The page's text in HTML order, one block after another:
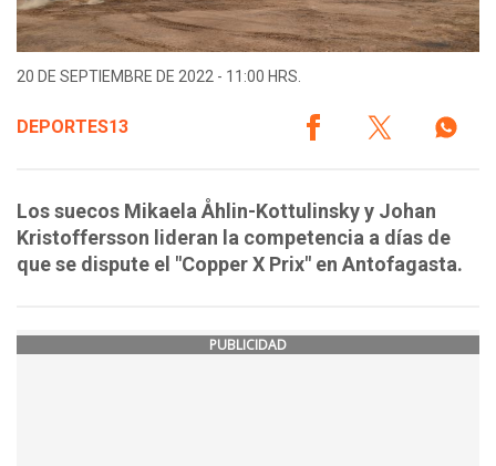
20 DE SEPTIEMBRE DE 2022 - 11:00 HRS.
DEPORTES13
Los suecos Mikaela Åhlin-Kottulinsky y Johan
Kristoffersson lideran la competencia a días de
que se dispute el "Copper X Prix" en Antofagasta.
PUBLICIDAD